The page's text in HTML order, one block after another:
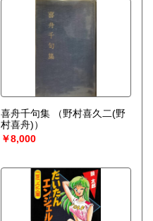
喜舟千句集
（野村喜久二(野
村喜舟)）
￥8,000